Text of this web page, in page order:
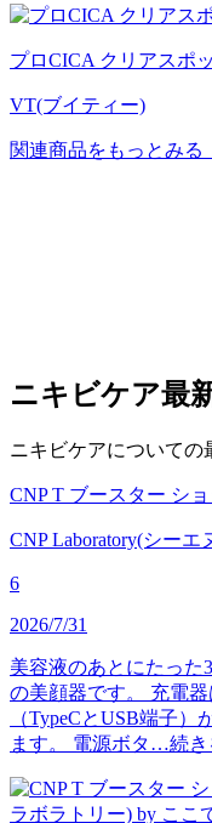
プロCICA クリアスポ
VT(ブイティー)
関連商品をもっとみる
ニキビケア最
ニキビケアについての
CNP T ブースター ショ
CNP Laboratory(シー
6
2026/7/31
美容液のあとにたった
の美顔器です。 充電
（TypeCとUSB端子
ます。 電源ボタ…続き